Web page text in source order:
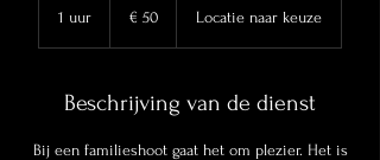
1 uur € 50 Locatie naar keuze
Beschrijving van de dienst
Bij een familieshoot gaat het om plezier. Het is